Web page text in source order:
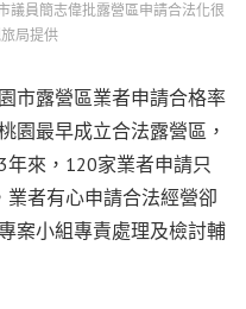
議員簡志偉批露營區申請合法化很
局提供
市露營區業者申請合格率
園最早成立合法露營區，
來，120家業者申請只
者有心申請合法經營卻
案小組專責處理及檢討輔